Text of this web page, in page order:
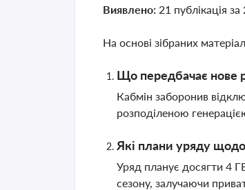
Виявлено: 21 публікація
На основі зібраних
Що передбачає нове
Кабмін заборонив
розподіленою
Які плани уряду щодо
Уряд планує досягти 4
сезону, залучаючи